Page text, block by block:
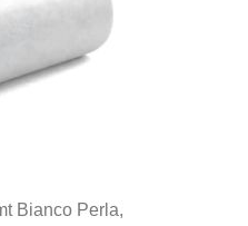
Bianco Perla,